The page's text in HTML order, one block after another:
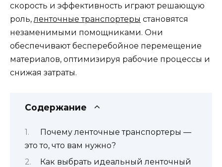
скорость и эффективность играют решающую
роль,ленточные транспортеры становятся
незаменимыми помощниками. Они
обеспечивают бесперебойное перемещение
материалов, оптимизируя рабочие процессы и
снижая затраты.
Содержание
Почему ленточные транспортеры —
это то, что вам нужно?
Как выбрать идеальный ленточный